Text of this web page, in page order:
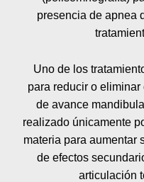
presencia de apnea
Uno de los
para reducir o
de avance
realizado únicamente
materia para aumentar
de efectos
articulación